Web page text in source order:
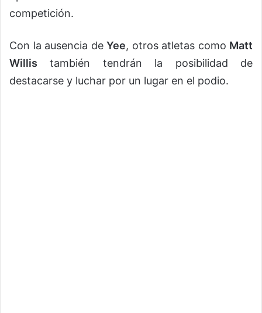
competición.
Con la ausencia de Yee, otros atletas como Matt
Willis también tendrán la posibilidad de
destacarse y luchar por un lugar en el podio.